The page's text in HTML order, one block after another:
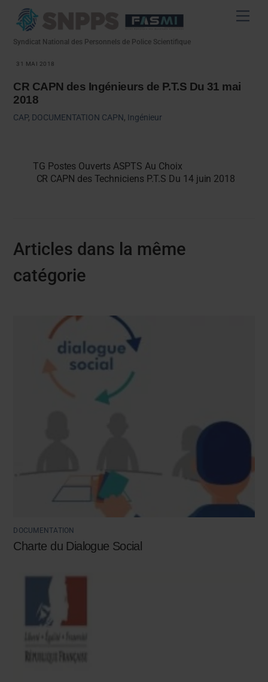
Syndicat National des Personnels de Police Scientifique
31 MAI 2018
CR CAPN des Ingénieurs de P.T.S Du 31 mai
2018
CAP, DOCUMENTATION CAPN, Ingénieur
TG Postes Ouverts ASPTS Au Choix
CR CAPN des Techniciens P.T.S Du 14 juin 2018
Articles dans la même
catégorie
DOCUMENTATION
Charte du Dialogue Social